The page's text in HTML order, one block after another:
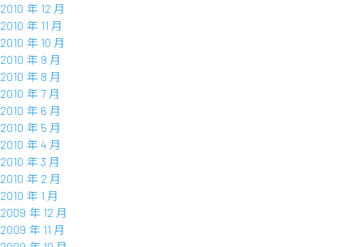
2010 年 12 月
2010 年 11 月
2010 年 10 月
2010 年 9 月
2010 年 8 月
2010 年 7 月
2010 年 6 月
2010 年 5 月
2010 年 4 月
2010 年 3 月
2010 年 2 月
2010 年 1 月
2009 年 12 月
2009 年 11 月